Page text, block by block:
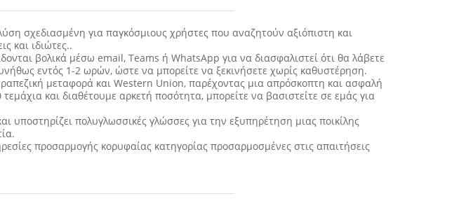
σχεδιασμένη για παγκόσμιους χρήστες που αναζητούν αξιόπιστη και
και ιδιώτες..
βολικά μέσω email, Teams ή WhatsApp για να διασφαλιστεί ότι θα λάβετε
εντός 1-2 ωρών, ώστε να μπορείτε να ξεκινήσετε χωρίς καθυστέρηση.
μεταφορά και Western Union, παρέχοντας μια απρόσκοπτη και ασφαλή
και διαθέτουμε αρκετή ποσότητα, μπορείτε να βασιστείτε σε εμάς για
υποστηρίζει πολυγλωσσικές γλώσσες για την εξυπηρέτηση μιας ποικίλης
προσαρμογής κορυφαίας κατηγορίας προσαρμοσμένες στις απαιτήσεις